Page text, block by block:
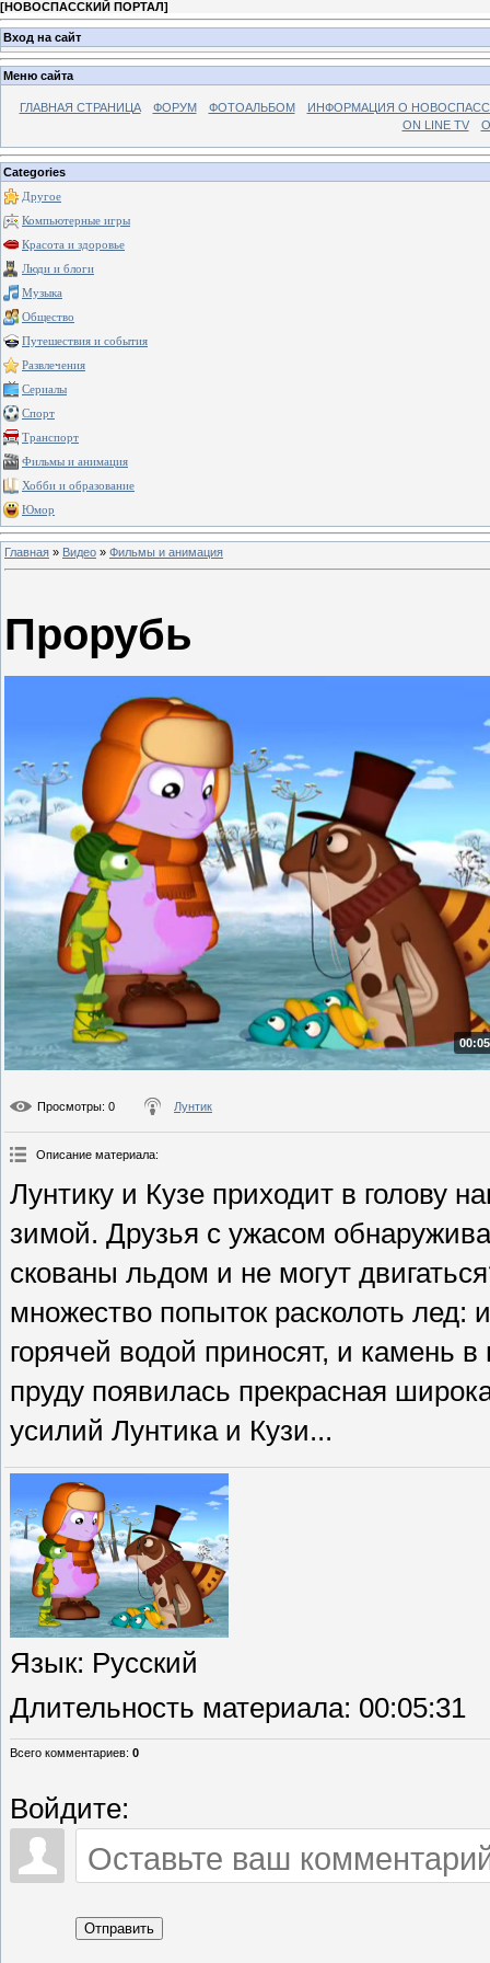
[НОВОСПАССКИЙ ПОРТАЛ]
Вход на сайт
Меню сайта
ГЛАВНАЯ СТРАНИЦА ФОРУМ ФОТОАЛЬБОМ
ИНФОРМАЦИЯ О
ON LINE TV
Categories
Другое
Компьютерные игры
Красота и здоровье
Люди и блоги
Музыка
Общество
Путешествия и события
Развлечения
Сериалы
Спорт
Транспорт
Фильмы и анимация
Хобби и образование
Юмор
Главная » Видео » Фильмы и анимация
Прорубь
Просмотры: 0 Лунтик
Описание материала:
Лунтику и Кузе приходит в голову
зимой. Друзья с ужасом
скованы льдом и не могут
множество попыток расколоть лед:
горячей водой приносят, и камень
пруду появилась прекрасная
усилий Лунтика и Кузи...
Язык: Русский
Длительность материала: 00:05:31
Всего комментариев: 0
Войдите:
Отправить